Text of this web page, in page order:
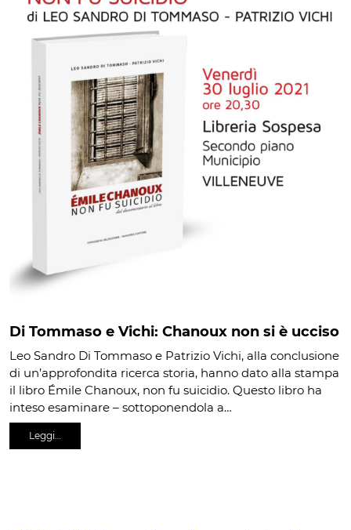
Di Tommaso e Vichi: Chanoux non si è ucciso
Leo Sandro Di Tommaso e Patrizio Vichi, alla conclusione
di un’approfondita ricerca storia, hanno dato alla stampa
il libro Émile Chanoux, non fu suicidio. Questo libro ha
inteso esaminare – sottoponendola a…
Leggi…